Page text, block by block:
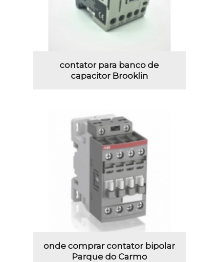
contator para banco de
capacitor Brooklin
onde comprar contator bipolar
Parque do Carmo